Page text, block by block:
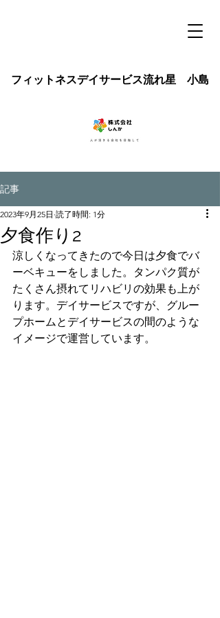
フィットネスデイサービス流れ星 小島
記事
夕食作り2
2023年9月25日 読了時間: 1分
涼しくなってきたので今日は夕食でバ
ーベキューをしました。タンパク質が
たくさん摂れてリハビリの効果も上が
ります。デイサービスですが、グルー
プホームとデイサービスの間のような
イメージで運営しています。